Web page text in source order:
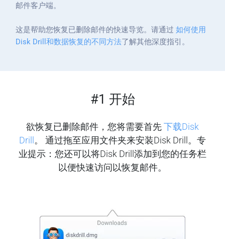
邮件客户端。
这是帮助您恢复已删除邮件的快速导览。请通过 如何使用
Disk Drill和数据恢复的不同方法了解其他深度指引。
#1 开始
欲恢复已删除邮件，您将需要首先下载Disk
Drill。 通过拖至应用文件夹来安装Disk Drill。专
业提示：您还可以将Disk Drill添加到您的任务栏
以便快速访问以恢复邮件。